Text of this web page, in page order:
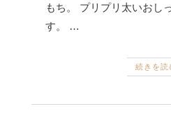
もち。 プリプリ太いおし
す。 …
続きを読